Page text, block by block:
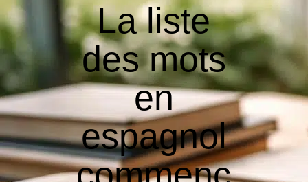
La liste
des mots
en
espagnol